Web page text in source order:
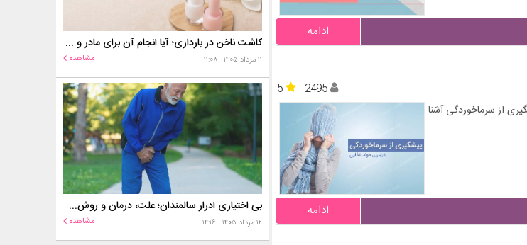
ادامه
5
2495
از سرماخوردگی آشنا
ادامه
کاشت ناخن در بارداری؛ آیا انجام آن برای مادر و جنین خطر دارد؟
۱۱ مرداد ۱۴۰۵ - ۱۱:۰۸ مشاهده
بی اختیاری ادرار سالمندان؛ علت، درمان و روش‌های کنترل در منزل
۱۲ مرداد ۱۴۰۵ - ۱۴:۱۶ مشاهده